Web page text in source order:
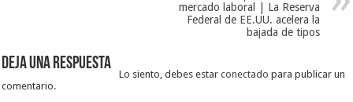
mercado laboral | La Reserva
Federal de EE.UU. acelera la
bajada de tipos
Deja una respuesta
Lo siento, debes estarconectado para publicar un
comentario.